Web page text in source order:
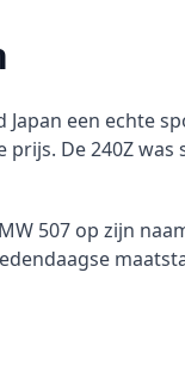
een echte
De 240Z was
507 op zijn